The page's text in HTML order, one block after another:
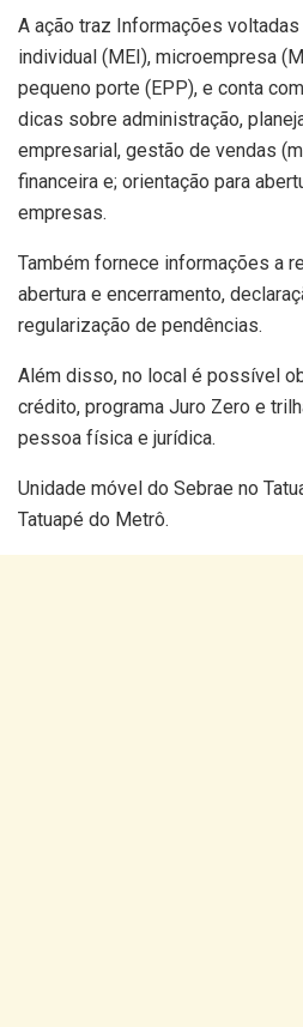
A ação traz Informações
individual (MEI), microempresa
pequeno porte (EPP), e conta
dicas sobre administração,
empresarial, gestão de vendas
financeira e; orientação para
empresas.
Também fornece informações a
abertura e encerramento,
regularização de pendências.
Além disso, no local é possível
crédito, programa Juro Zero e
pessoa física e jurídica.
Unidade móvel do Sebrae no
Tatuapé do Metrô.